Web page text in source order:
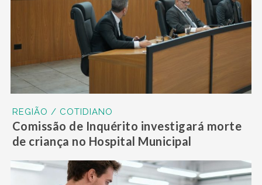
REGIÃO / COTIDIANO
Comissão de Inquérito investigará morte
de criança no Hospital Municipal